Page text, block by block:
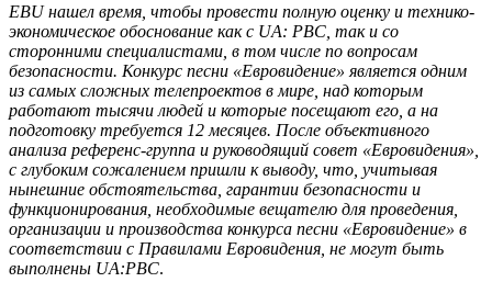
EBU нашел время, чтобы провести полную оценку и технико-
экономическое обоснование как с UA: PBC, так и со
сторонними специалистами, в том числе по вопросам
безопасности. Конкурс песни «Евровидение» является одним
из самых сложных телепроектов в мире, над которым
работают тысячи людей и которые посещают его, а на
подготовку требуется 12 месяцев. После объективного
анализа референс-группа и руководящий совет «Евровидения»,
с глубоким сожалением пришли к выводу, что, учитывая
нынешние обстоятельства, гарантии безопасности и
функционирования, необходимые вещателю для проведения,
организации и производства конкурса песни «Евровидение» в
соответствии с Правилами Евровидения, не могут быть
выполнены UA:PBC.